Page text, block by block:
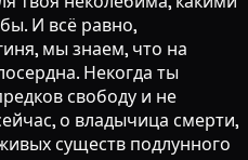
И всё равно,
мы знаем, что на
Некогда ты
свободу и не
о владычица смерти,
существ подлунного